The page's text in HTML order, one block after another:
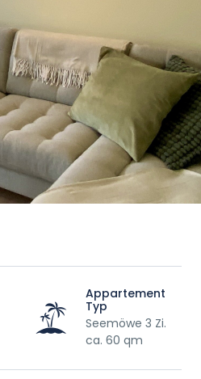
Appartement
Typ
Seemöwe 3 Zi.
ca. 60 qm